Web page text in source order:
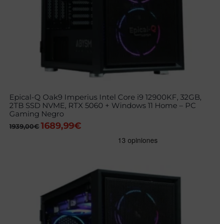
Epical-Q Oak9 Imperius Intel Core i9 12900KF, 32GB,
2TB SSD NVME, RTX 5060 + Windows 11 Home – PC
Gaming Negro
1939,00€ El
1689,99€